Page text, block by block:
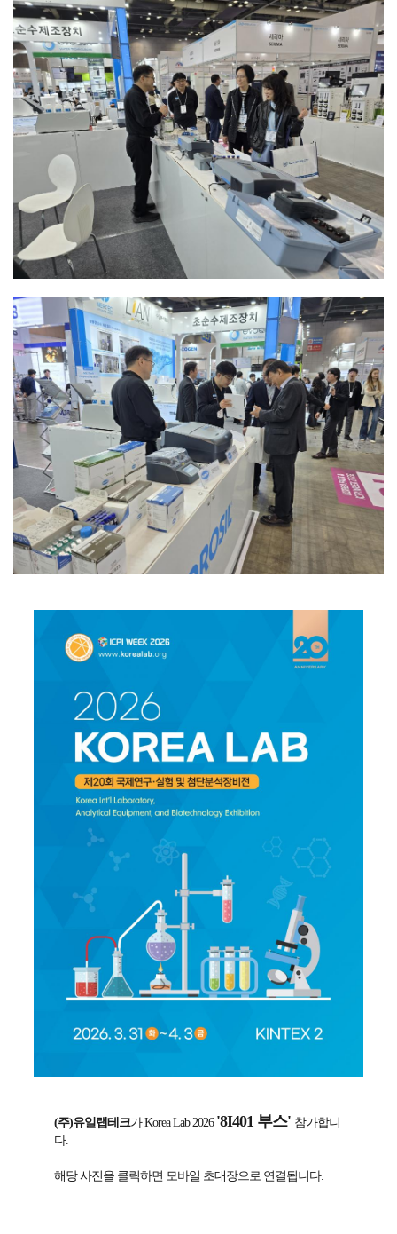
(주)유일랩테크가 Korea Lab 2026 '8I401 부스' 참가합니
다.
해당 사진을 클릭하면 모바일 초대장으로 연결됩니다.